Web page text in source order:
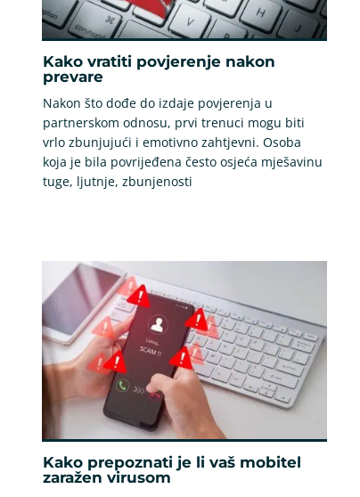
Kako vratiti povjerenje nakon
prevare
Nakon što dođe do izdaje povjerenja u
partnerskom odnosu, prvi trenuci mogu biti
vrlo zbunjujući i emotivno zahtjevni. Osoba
koja je bila povrijeđena često osjeća mješavinu
tuge, ljutnje, zbunjenosti
Kako prepoznati je li vaš mobitel
zaražen virusom